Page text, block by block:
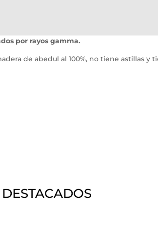
por rayos gamma.
de abedul al 100%, no tiene astillas y